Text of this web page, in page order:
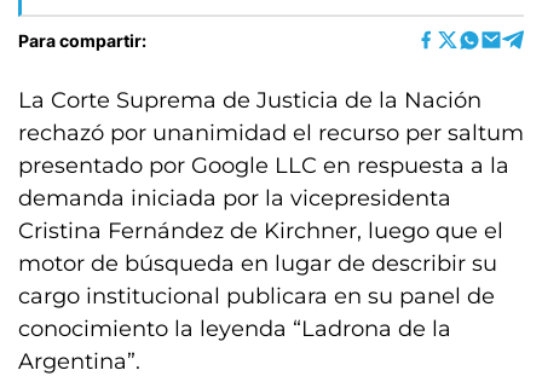
Para compartir:
La Corte Suprema de Justicia de la Nación
rechazó por unanimidad el recurso per saltum
presentado por Google LLC en respuesta a la
demanda iniciada por la vicepresidenta
Cristina Fernández de Kirchner, luego que el
motor de búsqueda en lugar de describir su
cargo institucional publicara en su panel de
conocimiento la leyenda “Ladrona de la
Argentina”.